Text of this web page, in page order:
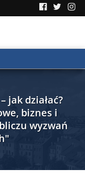
jak działać?
biznes i
wyzwań